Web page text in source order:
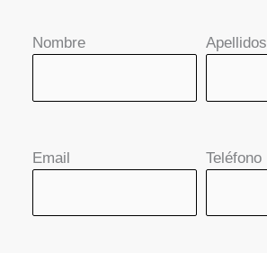
Nombre Apellidos
Email Teléfono